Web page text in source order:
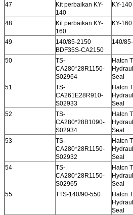
47
Kit perbaikan KY-
140
KY-140
48
Kit perbaikan KY-
160
KY-160
49
140/85-2150
BDF35S-CA2150
140/
50
TS-
CA280*28R1150-
S02964
Hatcn
Seal
51
TS-
CA261E28R910-
S02933
Hatcn
Seal
52
TS-
CA280*28B1090-
S02934
Hatcn
Seal
53
TS-
CA280*28R1150-
S02932
Hatcn
Seal
54
TS-
CA280*28R1150-
S02965
Hatcn
Seal
55 TTS-140/90-550
Hatcn
Seal